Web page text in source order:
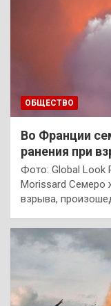
ОБЩЕСТВО
Во Франции
ранения при
Фото: Global Look
Morissard Семеро
взрыва,